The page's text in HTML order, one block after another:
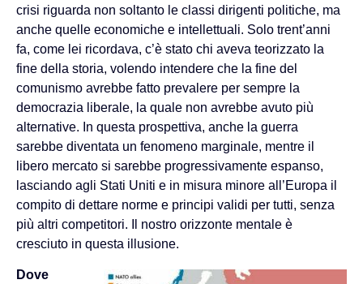
crisi riguarda non soltanto le classi dirigenti politiche, ma
anche quelle economiche e intellettuali. Solo trent’anni
fa, come lei ricordava, c’è stato chi aveva teorizzato la
fine della storia, volendo intendere che la fine del
comunismo avrebbe fatto prevalere per sempre la
democrazia liberale, la quale non avrebbe avuto più
alternative. In questa prospettiva, anche la guerra
sarebbe diventata un fenomeno marginale, mentre il
libero mercato si sarebbe progressivamente espanso,
lasciando agli Stati Uniti e in misura minore all’Europa il
compito di dettare norme e principi validi per tutti, senza
più altri competitori. Il nostro orizzonte mentale è
cresciuto in questa illusione.
Dove